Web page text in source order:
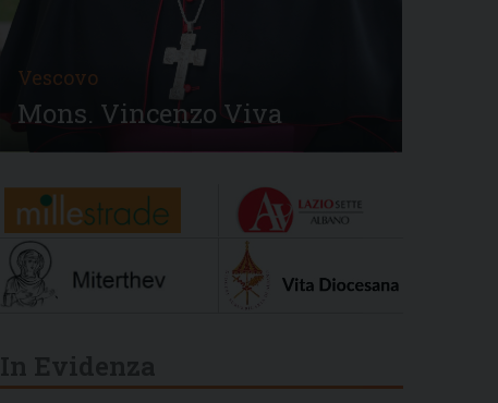
Vescovo
Mons. Vincenzo Viva